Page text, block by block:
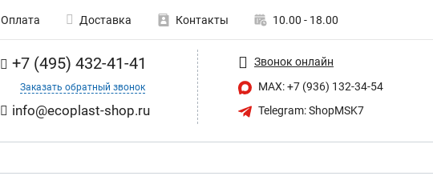
Оплата Доставка Контакты 10.00 - 18.00
+7 (495) 432-41-41
Заказать обратный звонок
info@ecoplast-shop.ru
Звонок онлайн
MAX: +7 (936) 132-34-54
Telegram: ShopMSK7